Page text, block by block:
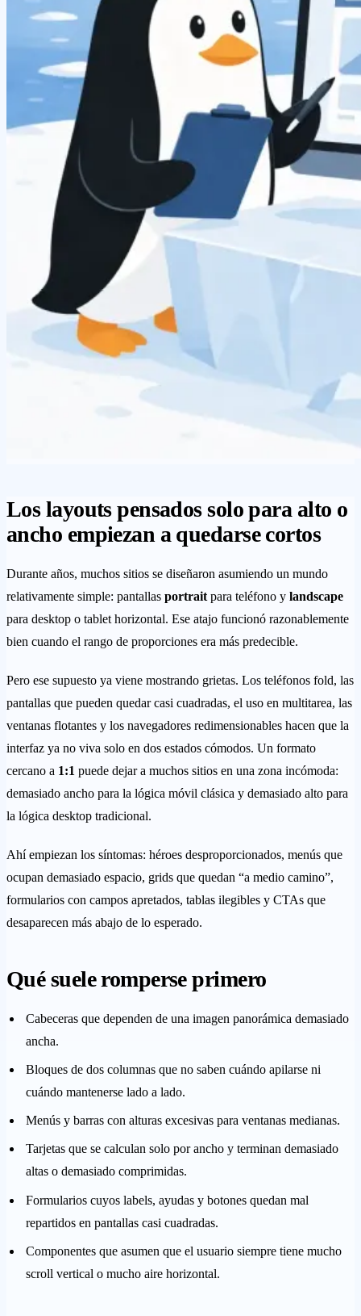
Los layouts pensados solo para alto o
ancho empiezan a quedarse cortos
Durante años, muchos sitios se diseñaron asumiendo un mundo
relativamente simple: pantallas portrait para teléfono y landscape
para desktop o tablet horizontal. Ese atajo funcionó razonablemente
bien cuando el rango de proporciones era más predecible.
Pero ese supuesto ya viene mostrando grietas. Los teléfonos fold, las
pantallas que pueden quedar casi cuadradas, el uso en multitarea, las
ventanas flotantes y los navegadores redimensionables hacen que la
interfaz ya no viva solo en dos estados cómodos. Un formato
cercano a 1:1 puede dejar a muchos sitios en una zona incómoda:
demasiado ancho para la lógica móvil clásica y demasiado alto para
la lógica desktop tradicional.
Ahí empiezan los síntomas: héroes desproporcionados, menús que
ocupan demasiado espacio, grids que quedan “a medio camino”,
formularios con campos apretados, tablas ilegibles y CTAs que
desaparecen más abajo de lo esperado.
Qué suele romperse primero
Cabeceras que dependen de una imagen panorámica demasiado
ancha.
Bloques de dos columnas que no saben cuándo apilarse ni
cuándo mantenerse lado a lado.
Menús y barras con alturas excesivas para ventanas medianas.
Tarjetas que se calculan solo por ancho y terminan demasiado
altas o demasiado comprimidas.
Formularios cuyos labels, ayudas y botones quedan mal
repartidos en pantallas casi cuadradas.
Componentes que asumen que el usuario siempre tiene mucho
scroll vertical o mucho aire horizontal.